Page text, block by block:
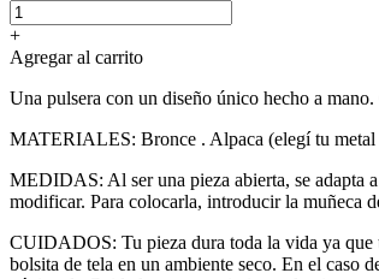
+
Agregar al carrito
Una pulsera con un diseño único hecho a
MATERIALES: Bronce . Alpaca (elegí tu metal
MEDIDAS: Al ser una pieza abierta, se adapta
modificar. Para colocarla, introducir la muñeca
CUIDADOS: Tu pieza dura toda la vida ya que
bolsita de tela en un ambiente seco. En el caso